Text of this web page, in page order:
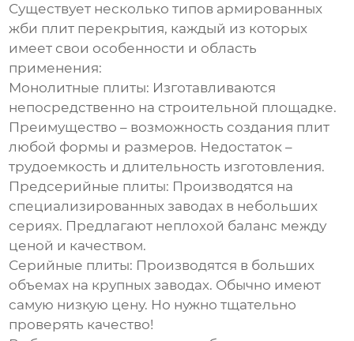
Существует несколько типов армированных
жби плит перекрытия, каждый из которых
имеет свои особенности и область
применения:
Монолитные плиты: Изготавливаются
непосредственно на строительной площадке.
Преимущество – возможность создания плит
любой формы и размеров. Недостаток –
трудоемкость и длительность изготовления.
Предсерийные плиты: Производятся на
специализированных заводах в небольших
сериях. Предлагают неплохой баланс между
ценой и качеством.
Серийные плиты: Производятся в больших
объемах на крупных заводах. Обычно имеют
самую низкую цену. Но нужно тщательно
проверять качество!